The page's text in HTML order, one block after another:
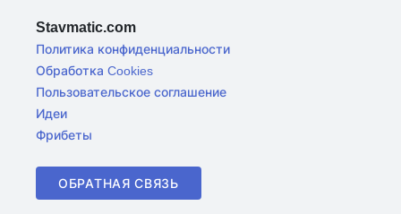
Stavmatic.com
Политика конфиденциальности
Обработка Cookies
Пользовательское соглашение
Идеи
Фрибеты
ОБРАТНАЯ СВЯЗЬ